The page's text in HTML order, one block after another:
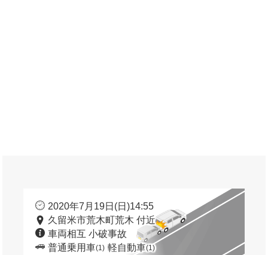
2020年7月19日(日)14:55
久留米市荒木町荒木 付近
車両相互 小破事故
普通乗用車(1) 軽自動車(1)